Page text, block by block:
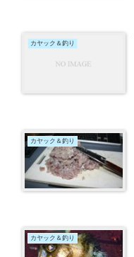
カヤック＆釣り
カヤック＆釣り
カヤック＆釣り